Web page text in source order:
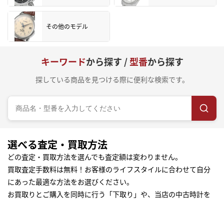
その他のモデル
キーワードから探す /型番から探す
探している商品を見つける際に便利な検索です。
選べる査定・買取方法
どの査定・買取方法を選んでも査定額は変わりません。
買取査定手数料は無料！お客様のライフスタイルに合わせて自分
にあった最適な方法をお選びください。
お買取りとご購入を同時に行う「下取り」や、当店の中古時計を